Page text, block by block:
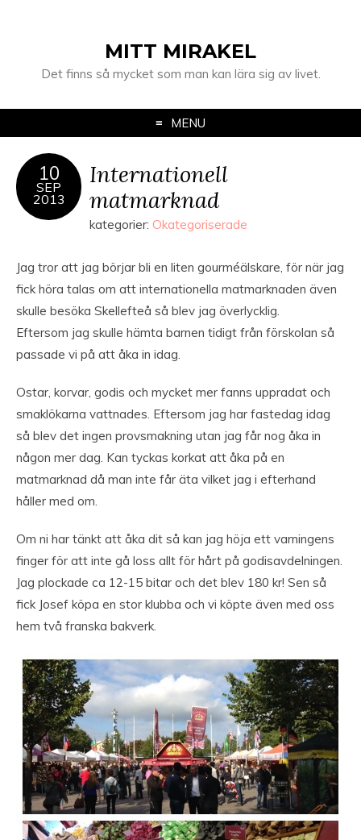
MITT MIRAKEL
Det finns så mycket som man kan lära sig av livet.
MENU
10
SEP
2013
Internationell
matmarknad
kategorier: Okategoriserade
Jag tror att jag börjar bli en liten gourméälskare, för när jag
fick höra talas om att internationella matmarknaden även
skulle besöka Skellefteå så blev jag överlycklig.
Eftersom jag skulle hämta barnen tidigt från förskolan så
passade vi på att åka in idag.
Ostar, korvar, godis och mycket mer fanns uppradat och
smaklökarna vattnades. Eftersom jag har fastedag idag
så blev det ingen provsmakning utan jag får nog åka in
någon mer dag. Kan tyckas korkat att åka på en
matmarknad då man inte får äta vilket jag i efterhand
håller med om.
Om ni har tänkt att åka dit så kan jag höja ett varningens
finger för att inte gå loss allt för hårt på godisavdelningen.
Jag plockade ca 12-15 bitar och det blev 180 kr! Sen så
fick Josef köpa en stor klubba och vi köpte även med oss
hem två franska bakverk.